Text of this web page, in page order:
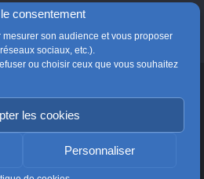
consentement
son audience et vous proposer
sociaux, etc.).
ou choisir ceux que vous souhaitez
les cookies
Personnaliser
les cookies de
sociaux et activer ce
contenu.en France
des évêques de France